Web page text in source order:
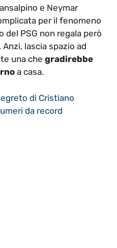
e Neymar
per il fenomeno
del PSG non regala però
lascia spazio ad
una che gradirebbe
a casa.
di Cristiano
da record